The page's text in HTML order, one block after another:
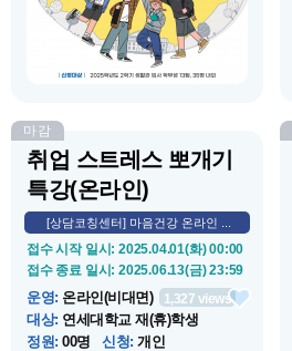
력하기 위한 프로그램입니다. 룸메
이트와 함께 MBTI 검사 받고 기숙사
상점도 받으세요.
마감
취업 스트레스 뽀개기
특강(온라인)
[상담코칭센터] 마음건강 온라인 ...
접수 시작 일시 : 2025.04.01(화) 00:00
접수 종료 일시 : 2025.06.13(금) 23:59
운영: 온라인(비대면) 1,327 views
대상: 연세대학교 재(휴)학생
정원: 00명 신청: 개인